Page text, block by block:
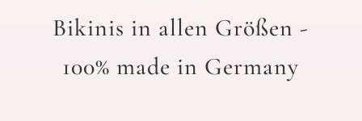
Bikinis in allen Größen -
100% made in Germany